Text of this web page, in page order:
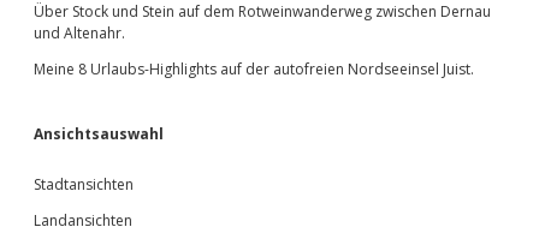
Über Stock und Stein auf dem Rotweinwanderweg zwischen Dernau
und Altenahr.
Meine 8 Urlaubs-Highlights auf der autofreien Nordseeinsel Juist.
Ansichtsauswahl
Stadtansichten
Landansichten